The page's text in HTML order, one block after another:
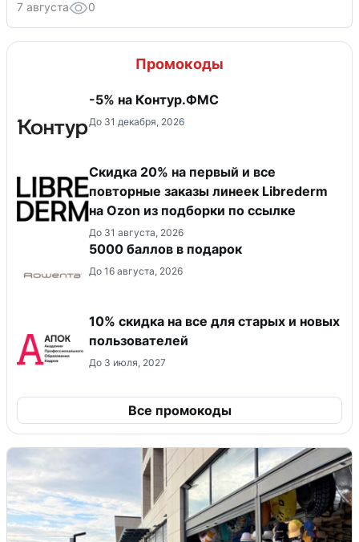
7 августа 0
Промокоды
-5% на Контур.ФМС
До 31 декабря, 2026
Скидка 20% на первый и все
повторные заказы линеек Librederm
на Ozon из подборки по ссылке
До 31 августа, 2026
5000 баллов в подарок
До 16 августа, 2026
10% скидка на все для старых и новых
пользователей
До 3 июля, 2027
Все промокоды